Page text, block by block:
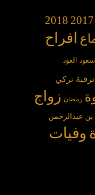
2017
2018
افراح
سعود العود
ترقية تركي
رمضان زواج
عبدالرحمن
وفيات